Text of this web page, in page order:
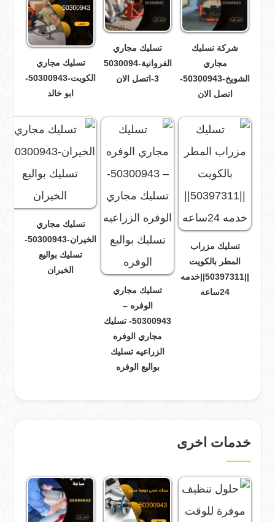
شركة تسليك
مجاري
الشويخ-50300943-
اتصل الان
تسليك مجاري
الفروانية-5030094
3-اتصل الان
تسليك مجاري
الكويت-50300943-
ابو خالد
تسليك مزراب
المطر بالكويت
||50397311||خدمه
24ساعه
تسليك مجاري
الوفره –
50300943- تسليك
مجاري الوفره
الزراعيه تسليك
بواليع الوفره
تسليك مجاري
الخيران-50300943-
تسليك بواليع
الخيران
خدمات اخرى